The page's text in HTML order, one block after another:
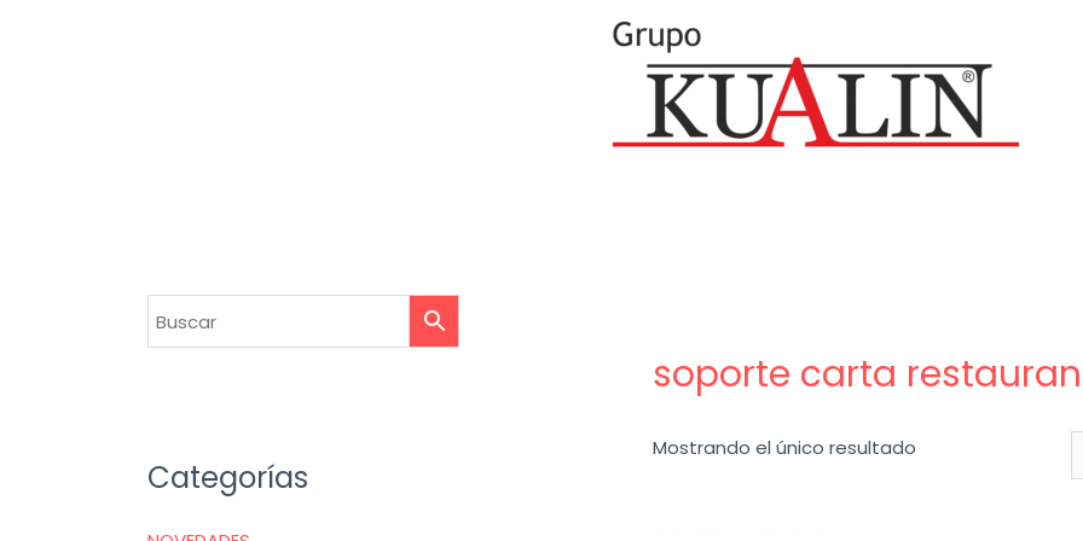
Categorías
soporte carta
Mostrando el único resultado